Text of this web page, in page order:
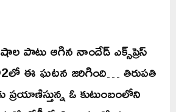
పాటు ఆగిన నాందేడ్‌ ఎక్స్‌ప్రెస్‌
ఈ ఘటన జరిగింది… తిరుపతి
ఓ కుటుంబంలోని